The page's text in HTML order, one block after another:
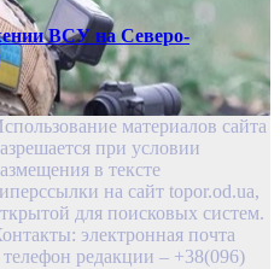
ВСУ на Северо-
материалов сайта
при условии
в тексте
на сайт topor.od.ua,
для поисковых систем.
электронная почта
редакции – +38(096)